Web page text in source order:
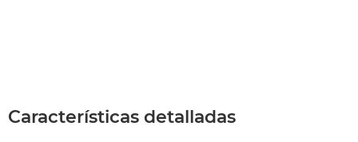
Características detalladas